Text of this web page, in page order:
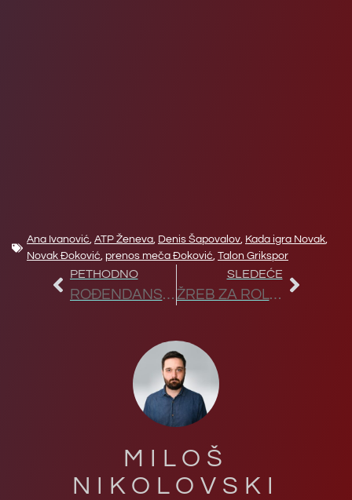
Ana Ivanović ATP Ženeva Denis Šapovalov Kada igra Novak
Novak Đoković prenos meča Đoković Talon Grikspor
PETHODNO
ROĐENDANSKI TRIJUMF SRBINA: NOVAK POBEDIO HANFMANA NAKON 0:3 U DRUGOM SETU!
SLEDEĆE
ŽREB ZA ROLAN GAROS: NOVAK POČINJE ODBRANU TITULE OD DOMAĆEG IGRAČA, POZNATO KADA BI MOGAO DA IGRA PROTIV NADALA, SINERA I ALKARAZA!
MILOŠ
NIKOLOVSKI